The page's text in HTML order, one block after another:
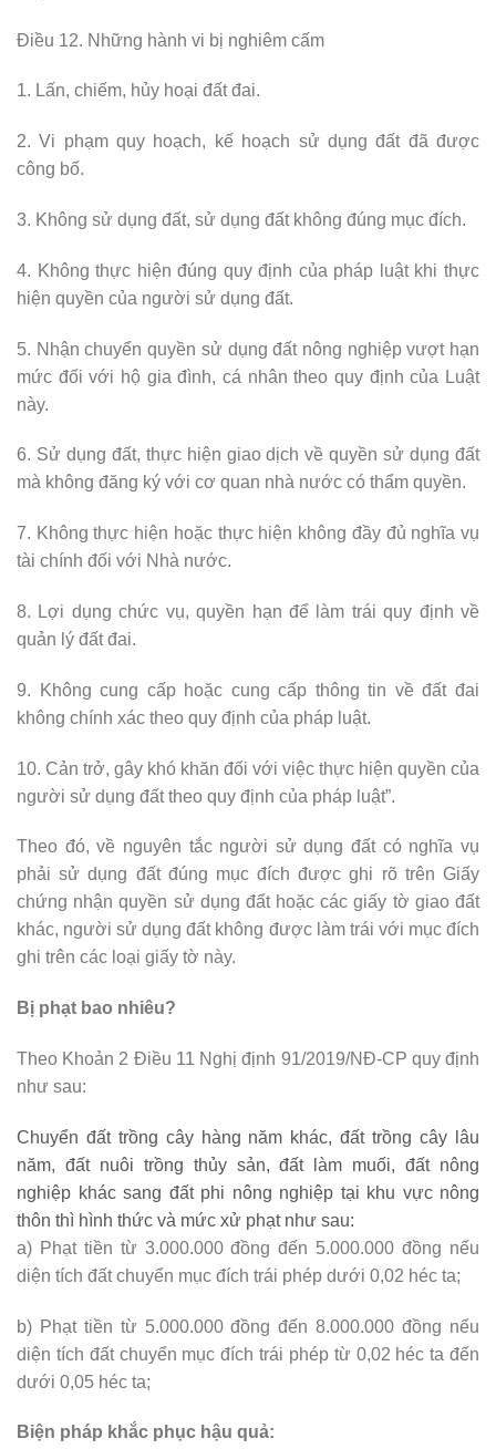
Điều 12. Những hành vi bị nghiêm cấm
1. Lấn, chiếm, hủy hoại đất đai.
2. Vi phạm quy hoạch, kế hoạch sử dụng đất đã được
công bố.
3. Không sử dụng đất, sử dụng đất không đúng mục đích.
4. Không thực hiện đúng quy định của pháp luật khi thực
hiện quyền của người sử dụng đất.
5. Nhận chuyển quyền sử dụng đất nông nghiệp vượt hạn
mức đối với hộ gia đình, cá nhân theo quy định của Luật
này.
6. Sử dụng đất, thực hiện giao dịch về quyền sử dụng đất
mà không đăng ký với cơ quan nhà nước có thẩm quyền.
7. Không thực hiện hoặc thực hiện không đầy đủ nghĩa vụ
tài chính đối với Nhà nước.
8. Lợi dụng chức vụ, quyền hạn để làm trái quy định về
quản lý đất đai.
9. Không cung cấp hoặc cung cấp thông tin về đất đai
không chính xác theo quy định của pháp luật.
10. Cản trở, gây khó khăn đối với việc thực hiện quyền của
người sử dụng đất theo quy định của pháp luật”.
Theo đó, về nguyên tắc người sử dụng đất có nghĩa vụ
phải sử dụng đất đúng mục đích được ghi rõ trên Giấy
chứng nhận quyền sử dụng đất hoặc các giấy tờ giao đất
khác, người sử dụng đất không được làm trái với mục đích
ghi trên các loại giấy tờ này.
Bị phạt bao nhiêu?
Theo Khoản 2 Điều 11 Nghị định 91/2019/NĐ-CP quy định
như sau:
Chuyển đất trồng cây hàng năm khác, đất trồng cây lâu
năm, đất nuôi trồng thủy sản, đất làm muối, đất nông
nghiệp khác sang đất phi nông nghiệp tại khu vực nông
thôn thì hình thức và mức xử phạt như sau:
a) Phạt tiền từ 3.000.000 đồng đến 5.000.000 đồng nếu
diện tích đất chuyển mục đích trái phép dưới 0,02 héc ta;
b) Phạt tiền từ 5.000.000 đồng đến 8.000.000 đồng nếu
diện tích đất chuyển mục đích trái phép từ 0,02 héc ta đến
dưới 0,05 héc ta;
Biện pháp khắc phục hậu quả: